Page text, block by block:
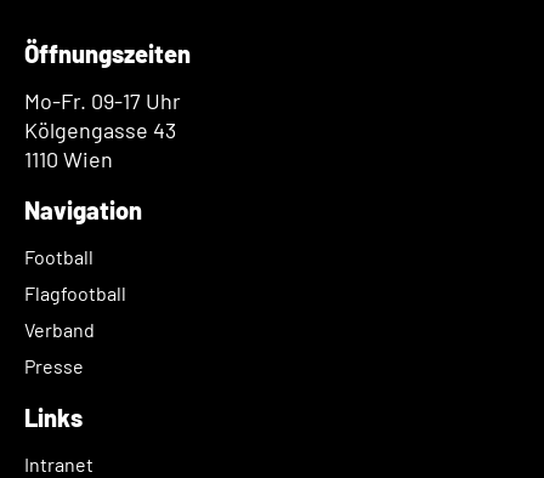
Öffnungszeiten
Mo-Fr. 09-17 Uhr
Kölgengasse 43
1110 Wien
Navigation
Football
Flagfootball
Verband
Presse
Links
Intranet